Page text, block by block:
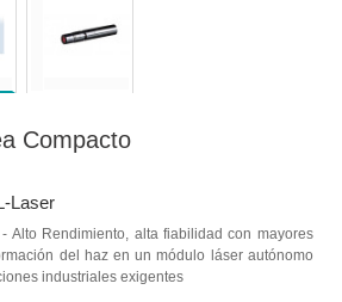
Compacto
Laser
Alto Rendimiento, alta fiabilidad con mayores
del haz en un módulo láser autónomo
industriales exigentes